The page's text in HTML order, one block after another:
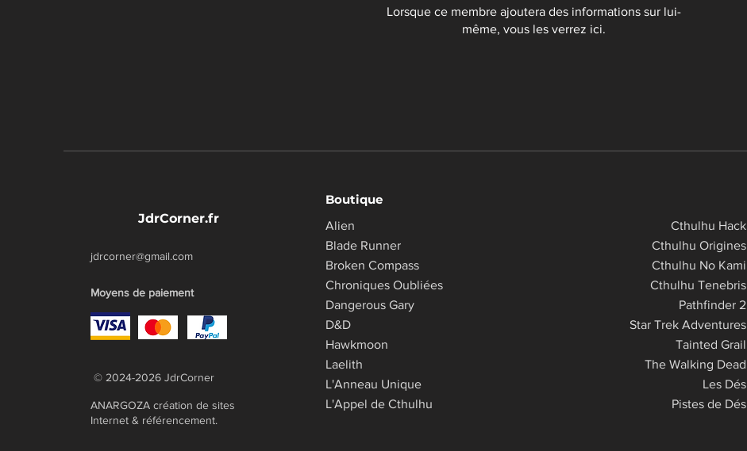
Lorsque ce membre ajoutera des informations sur lui-
même, vous les verrez ici.
JdrCorner.fr
jdrcorner@gmail.com
Moyens de paiement
© 2024-2026 JdrCorner
ANARGOZA création de sites
Internet & référencement.
Boutique
Alien
Blade Runner
Broken Compass
Chroniques Oubliées
​Dangerous Gary
D&D
Hawkmoon
Laelith
L'Anneau Unique
L'Appel de Cthulhu​​
Cthulhu Hack
Cthulhu Origines
Cthulhu No Kami
Cthulhu Tenebris
Pathfinder 2
Star Trek Adventures
Tainted Grail
The Walking Dead
Les Dés
Pistes de Dés